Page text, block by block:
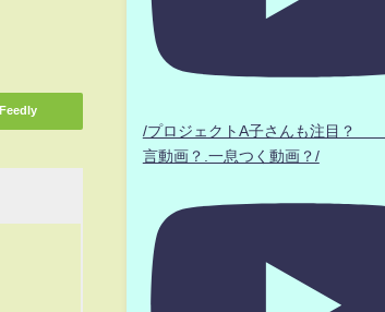
Feedly
/プロジェクトA子さんも注目？
言動画？.一息つく動画？/